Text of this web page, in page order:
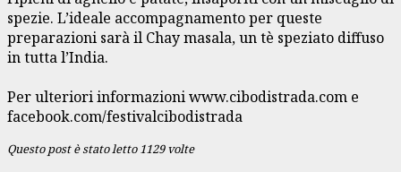
spezie. L’ideale accompagnamento per queste
preparazioni sarà il Chay masala, un tè speziato diffuso
in tutta l’India.
Per ulteriori informazioni www.cibodistrada.com e
facebook.com/festivalcibodistrada
Questo post è stato letto 1129 volte